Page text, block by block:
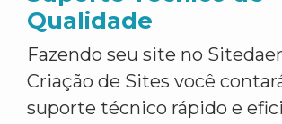
Qualidade
Fazendo seu site no
Criação de Sites você
suporte técnico rápido e